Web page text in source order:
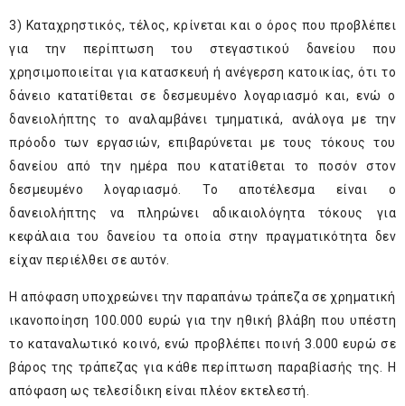
3) Καταχρηστικός, τέλος, κρίνεται και ο όρος που προβλέπει
για την περίπτωση του στεγαστικού δανείου που
χρησιμοποιείται για κατασκευή ή ανέγερση κατοικίας, ότι το
δάνειο κατατίθεται σε δεσμευμένο λογαριασμό και, ενώ ο
δανειολήπτης το αναλαμβάνει τμηματικά, ανάλογα με την
πρόοδο των εργασιών, επιβαρύνεται με τους τόκους του
δανείου από την ημέρα που κατατίθεται το ποσόν στον
δεσμευμένο λογαριασμό. Το αποτέλεσμα είναι ο
δανειολήπτης να πληρώνει αδικαιολόγητα τόκους για
κεφάλαια του δανείου τα οποία στην πραγματικότητα δεν
είχαν περιέλθει σε αυτόν.
Η απόφαση υποχρεώνει την παραπάνω τράπεζα σε χρηματική
ικανοποίηση 100.000 ευρώ για την ηθική βλάβη που υπέστη
το καταναλωτικό κοινό, ενώ προβλέπει ποινή 3.000 ευρώ σε
βάρος της τράπεζας για κάθε περίπτωση παραβίασής της. Η
απόφαση ως τελεσίδικη είναι πλέον εκτελεστή.